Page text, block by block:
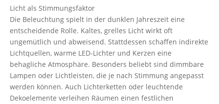
Licht als Stimmungsfaktor
Die Beleuchtung spielt in der dunklen Jahreszeit eine
entscheidende Rolle. Kaltes, grelles Licht wirkt oft
ungemütlich und abweisend. Stattdessen schaffen indirekte
Lichtquellen, warme LED-Lichter und Kerzen eine
behagliche Atmosphäre. Besonders beliebt sind dimmbare
Lampen oder Lichtleisten, die je nach Stimmung angepasst
werden können. Auch Lichterketten oder leuchtende
Dekoelemente verleihen Räumen einen festlichen